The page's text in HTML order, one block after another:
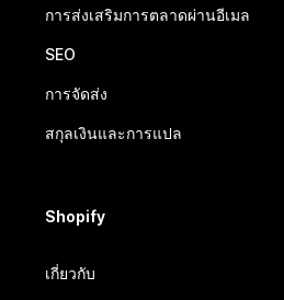
การส่งเสริมการตลาดผ่านอีเมล
SEO
การจัดส่ง
สกุลเงินและการแปล
Shopify
เกี่ยวกับ